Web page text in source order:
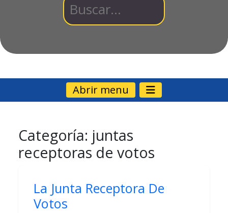
Abrir menu
Categoría: juntas
receptoras de votos
La Junta Receptora De
Votos